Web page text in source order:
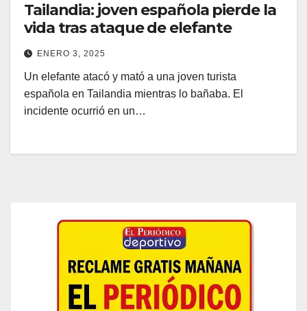
Tailandia: joven española pierde la
vida tras ataque de elefante
ENERO 3, 2025
Un elefante atacó y mató a una joven turista
española en Tailandia mientras lo bañaba. El
incidente ocurrió en un…